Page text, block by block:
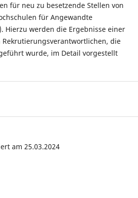
für neu zu besetzende Stellen von
für Angewandte
Hierzu werden die Ergebnisse einer
die
wurde, im Detail vorgestellt
am 25.03.2024